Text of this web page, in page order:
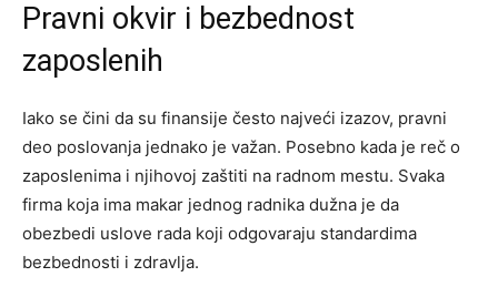
Pravni okvir i bezbednost
zaposlenih
Iako se čini da su finansije često najveći izazov, pravni
deo poslovanja jednako je važan. Posebno kada je reč o
zaposlenima i njihovoj zaštiti na radnom mestu. Svaka
firma koja ima makar jednog radnika dužna je da
obezbedi uslove rada koji odgovaraju standardima
bezbednosti i zdravlja.